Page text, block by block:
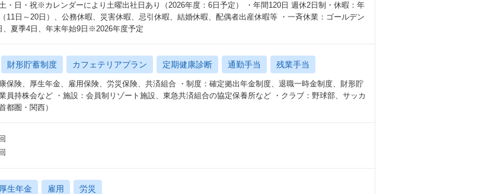
・日・祝※カレンダーにより土曜出社日あり（2026年度：6日予定） ・年間120日 週休2日制・休暇：年
11日～20日）、公務休暇、災害休暇、忌引休暇、結婚休暇、配偶者出産休暇等 ・一斉休業：ゴールデン
、夏季4日、年末年始9日※2026年度予定
財形貯蓄制度 カフェテリアプラン 定期健康診断 通勤手当 残業手当
保険、厚生年金、雇用保険、労災保険、共済組合 ・制度：確定拠出年金制度、退職一時金制度、財形貯
員持株会など ・施設：会員制リゾート施設、東急共済組合の協定保養所など ・クラブ：野球部、サッカ
都圏・関西）
厚生年金 雇用 労災